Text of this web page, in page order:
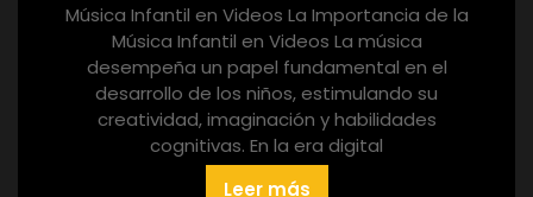
Música Infantil en Videos La Importancia de la
Música Infantil en Videos La música
desempeña un papel fundamental en el
desarrollo de los niños, estimulando su
creatividad, imaginación y habilidades
cognitivas. En la era digital
Leer más